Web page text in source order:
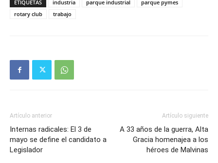
ETIQUETAS industria parque industrial
parque pymes
rotary club
trabajo
Artículo anterior
Internas radicales: El 3 de
mayo se define el candidato a
Legislador
Artículo siguiente
A 33 años de la guerra, Alta
Gracia homenajea a los
héroes de Malvinas